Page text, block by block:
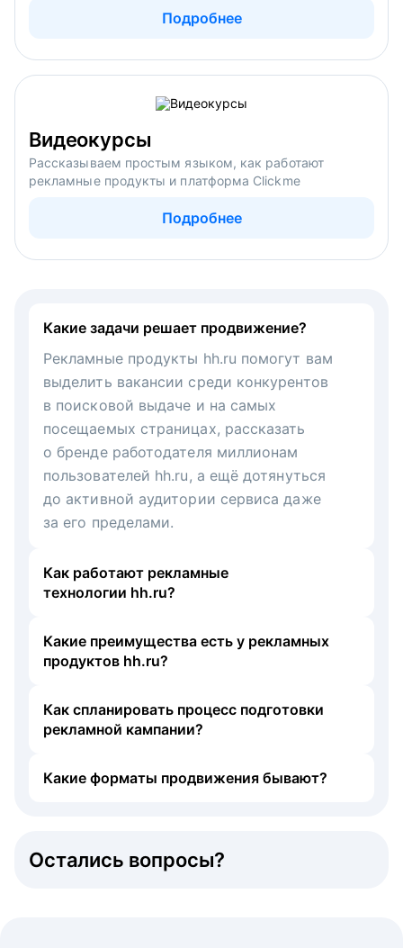
Подробнее
Видеокурсы
Рассказываем простым языком, как работают
рекламные продукты и платформа Clickme
Подробнее
Какие задачи решает продвижение?
Рекламные продукты hh.ru помогут вам
выделить вакансии среди конкурентов
в поисковой выдаче и на самых
посещаемых страницах, рассказать
о бренде работодателя миллионам
пользователей hh.ru, а ещё дотянуться
до активной аудитории сервиса даже
за его пределами.
Как работают рекламные
технологии hh.ru?
Какие преимущества есть у рекламных
продуктов hh.ru?
Как спланировать процесс подготовки
рекламной кампании?
Какие форматы продвижения бывают?
Остались вопросы?